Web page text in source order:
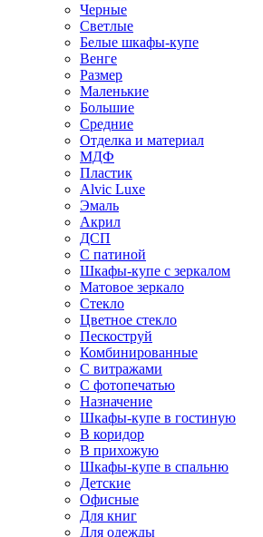
Черные
Светлые
Белые шкафы-купе
Венге
Размер
Маленькие
Большие
Средние
Отделка и материал
МДФ
Пластик
Alvic Luxe
Эмаль
Акрил
ДСП
С патиной
Шкафы-купе с зеркалом
Матовое зеркало
Стекло
Цветное стекло
Пескоструй
Комбинированные
С витражами
С фотопечатью
Назначение
Шкафы-купе в гостиную
В коридор
В прихожую
Шкафы-купе в спальню
Детские
Офисные
Для книг
Для одежды